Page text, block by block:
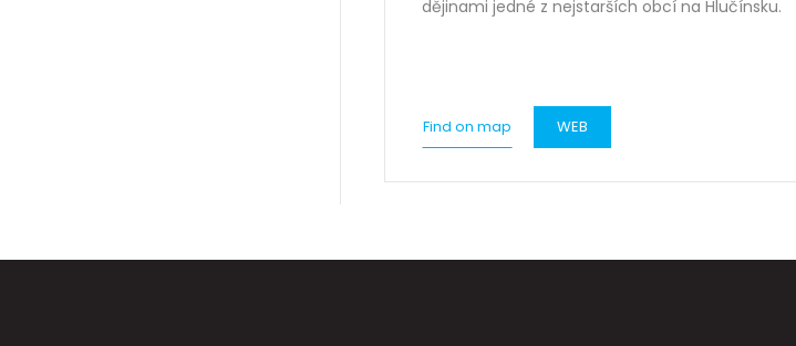
dějinami jedné z nejstarších obcí na Hlučínsku.
Find on map WEB